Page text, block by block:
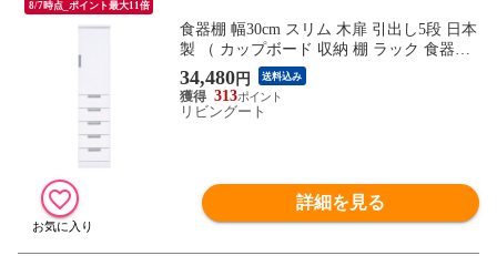
8/7時点_ポイント最大11倍
食器棚 幅30cm スリム 木扉 引出し5段 日本
製 （ カップボード 収納 棚 ラック 食器収
納 完成品 キッチン 脱衣所 ホワイト 隙間
収納 引き出し シンプル 五段 ）
34,480円 送料込み
313
リビングート
詳細を見る